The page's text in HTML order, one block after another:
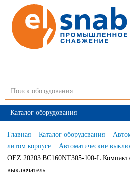
Каталог оборудования
Главная Каталог оборудования
литом корпусе
Автоматические
OEZ 20203 BC160NT305-100-L
выключатель